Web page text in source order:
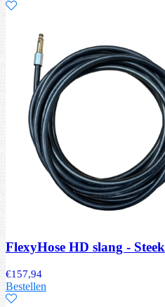
FlexyHose HD slang -
€157,94
Bestellen